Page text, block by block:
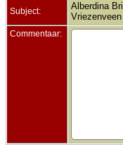
Subject:
Alberdina
Commentaar: